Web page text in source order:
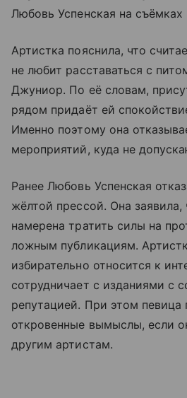
Любовь Успенская на съёмках
Артистка пояснила, что
не любит расставаться с
Джуниор. По её словам,
рядом придаёт ей
Именно поэтому она
мероприятий, куда не
Ранее Любовь Успенская
жёлтой прессой. Она
намерена тратить силы на
ложным публикациям.
избирательно относится к
сотрудничает с изданиями с
репутацией. При этом певица
откровенные вымыслы, если
другим артистам.